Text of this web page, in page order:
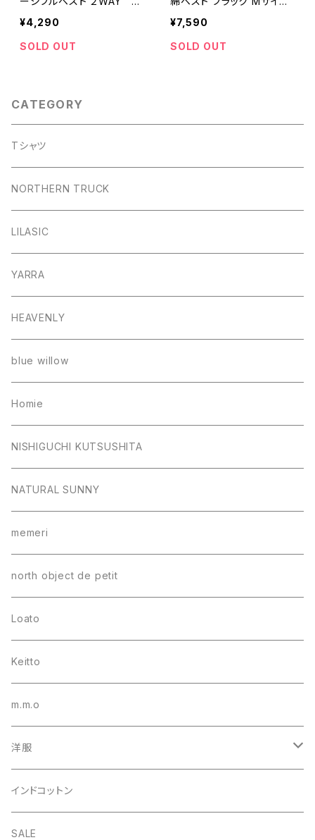
レージュ フリーサイズ CDF
2727【エムエムオー】
¥4,290
SOLD OUT
SGJT5470【リラシク by
ノースオブジェクト】
¥7,590
SOLD OUT
CATEGORY
Tシャツ
NORTHERN TRUCK
LILASIC
YARRA
HEAVENLY
blue willow
Homie
NISHIGUCHI KUTSUSHITA
NATURAL SUNNY
memeri
north object de petit
Loato
Keitto
m.m.o
洋服
シャツ・ブラウス
カーディガン
インドコットン
SALE